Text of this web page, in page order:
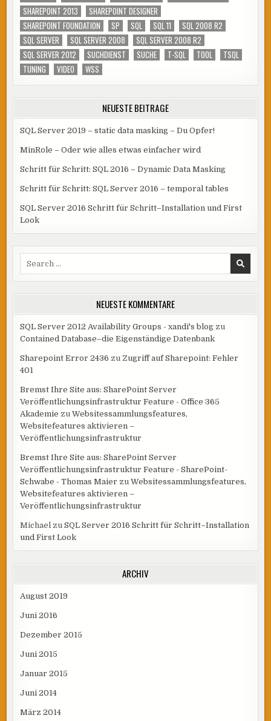
SHAREPOINT 2013
SHAREPOINT DESIGNER
SHAREPOINT FOUNDATION
SP SQL SQL 11
SQL 2008 R2
SQL SERVER
SQL SERVER 2008
SQL SERVER 2008 R2
SQL SERVER 2012
SUCHDIENST SUCHE T-SQL TOOL
TSQL
TUNING
VIDEO WSS
NEUESTE BEITRÄGE
SQL Server 2019 – static data masking – Du Opfer!
MinRole – Oder wie alles etwas einfacher wird
Schritt für Schritt: SQL 2016 – Dynamic Data Masking
Schritt für Schritt: SQL Server 2016 – temporal tables
SQL Server 2016 Schritt für Schritt–Installation und First
Look
NEUESTE KOMMENTARE
SQL Server 2012 Availability Groups - xandi's blog zu
Contained Database–die Eigenständige Datenbank
Sharepoint Error 2436 zu Zugriff auf Sharepoint: Fehler
401
Bremst Ihre Site aus: SharePoint Server
Veröffentlichungsinfrastruktur Feature - Office 365
Akademie zuWebsitessammlungsfeatures,
Websitefeatures aktivieren –
Veröffentlichungsinfrastruktur
Bremst Ihre Site aus: SharePoint Server
Veröffentlichungsinfrastruktur Feature - SharePoint-
Schwabe - Thomas Maier zuWebsitessammlungsfeatures,
Websitefeatures aktivieren –
Veröffentlichungsinfrastruktur
Michael zuSQL Server 2016 Schritt für Schritt–Installation
und First Look
ARCHIV
August 2019
Juni 2016
Dezember 2015
Juni 2015
Januar 2015
Juni 2014
März 2014